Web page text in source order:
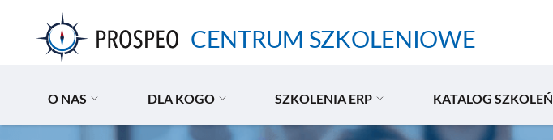
CENTRUM SZKOLENIOWE
O NAS DLA KOGO SZKOLENIA ERP KATALOG SZKOLEŃ